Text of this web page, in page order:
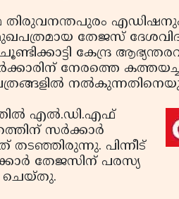
തിരുവനന്തപുരം എഡിഷനും
മുഖപത്രമായ തേജസ്
കേന്ദ്ര
നേരത്തെ
എല്‍.ഡി.എഫ്
സര്‍ക്കാര്‍
പിന്നീട്
തേജസിന് പരസ്യ
ചെയ്തു.